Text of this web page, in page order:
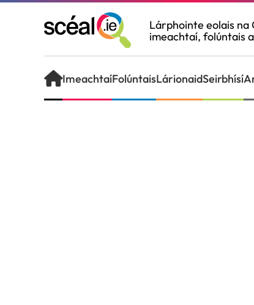
Téigh ar aghaidh chuig an bpríomhábhar
Lárphointe eolais na
imeachtaí, folúntais
ImeachtaíFolúntaisLárionaidSeirbhísí